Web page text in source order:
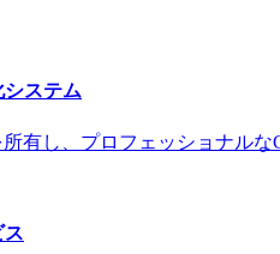
システム
有し、プロフェッショナル
ス